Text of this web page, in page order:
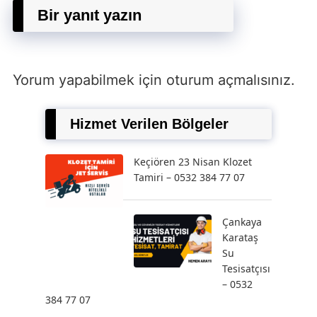
Bir yanıt yazın
Yorum yapabilmek için oturum açmalısınız.
Hizmet Verilen Bölgeler
Keçiören 23 Nisan Klozet
Tamiri – 0532 384 77 07
Çankaya
Karataş
Su
Tesisatçısı
– 0532
384 77 07